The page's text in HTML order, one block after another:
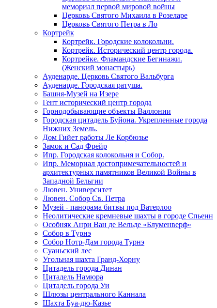
мемориал первой мировой войны
Церковь Святого Михаила в Розеларе
Церковь Святого Петра в Ло
Кортрейк
Кортрейк. Городские колокольни.
Кортрейк. Исторический центр города.
Кортрейке. Фламандские Бегинажи.
(Женский монастырь)
Ауденарде. Церковь Святого Вальбурга
Ауденарде. Городская ратуша.
Башня-Музей на Изере
Гент исторический центр города
Горнодобывающие объекты Валлонии
Городская цитадель Буйона. Укрепленные города
Нижних Земель.
Дом Гийет работы Ле Корбюзье
Замок и Сад Фрейр
Ипр. Городская колокольня и Собор.
Ипр. Мемориал достопримечательностей и
архитектурных памятников Великой Войны в
Западной Бельгии
Лювен. Университет
Лювен. Собор Св. Петра
Музей - панорама битвы под Ватерлоо
Неолитические кремневые шахты в городе Спьенн
Особняк Анри Ван де Вельде «Блуменверф»
Собор в Турнэ
Собор Нотр-Дам города Турнэ
Суаньский лес
Угольная шахта Гранд-Хорну
Цитадель города Динан
Цитадель Намюра
Цитадель города Уи
Шлюзы центрального Каннала
Шахта Буа-дю-Казье